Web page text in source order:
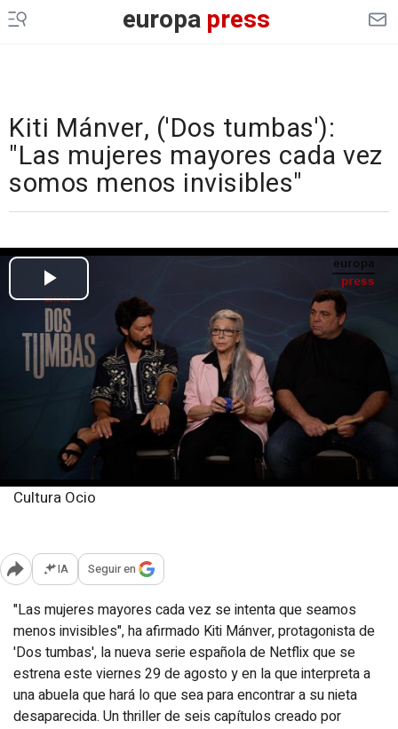
europapress
Kiti Mánver, ('Dos tumbas'):
"Las mujeres mayores cada vez
somos menos invisibles"
Cultura Ocio
Abrir opciones para compartir
IA Seguir en
"Las mujeres mayores cada vez se intenta que seamos
menos invisibles", ha afirmado Kiti Mánver, protagonista de
'Dos tumbas', la nueva serie española de Netflix que se
estrena este viernes 29 de agosto y en la que interpreta a
una abuela que hará lo que sea para encontrar a su nieta
desaparecida. Un thriller de seis capítulos creado por